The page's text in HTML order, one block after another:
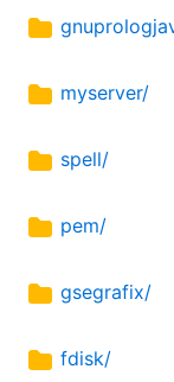
myserver/
spell/
pem/
gsegrafix/
fdisk/